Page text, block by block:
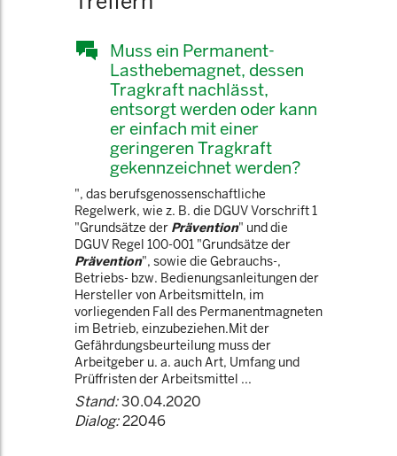
Muss ein Permanent-
Lasthebemagnet, dessen
Tragkraft nachlässt,
entsorgt werden oder kann
er einfach mit einer
geringeren Tragkraft
gekennzeichnet werden?
", das berufsgenossenschaftliche
Regelwerk, wie z. B. die DGUV Vorschrift 1
"Grundsätze der Prävention" und die
DGUV Regel 100-001 "Grundsätze der
Prävention", sowie die Gebrauchs-,
Betriebs- bzw. Bedienungsanleitungen der
Hersteller von Arbeitsmitteln, im
vorliegenden Fall des Permanentmagneten
im Betrieb, einzubeziehen.Mit der
Gefährdungsbeurteilung muss der
Arbeitgeber u. a. auch Art, Umfang und
Prüffristen der Arbeitsmittel ...
Stand:30.04.2020
Dialog:22046